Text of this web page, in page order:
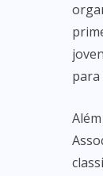
para